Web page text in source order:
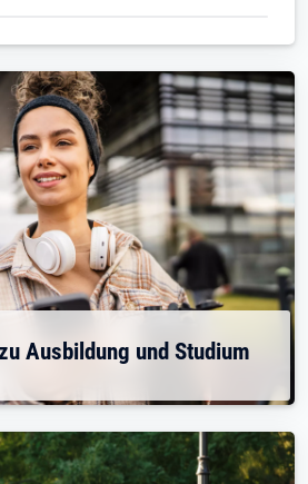
Ausbildung und Studium